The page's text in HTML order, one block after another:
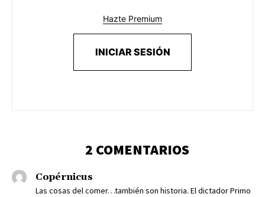
Hazte Premium
INICIAR SESIÓN
2 COMENTARIOS
Copérnicus
Las cosas del comer…también son historia. El dictador Primo